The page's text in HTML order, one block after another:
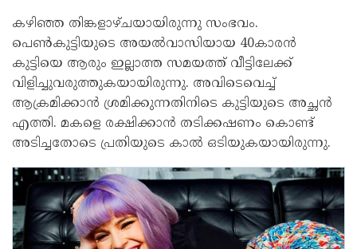
കഴിഞ്ഞ തിങ്കളാഴ്ചയായിരുന്നു സംഭവം.
പെണ്‍കുട്ടിയുടെ അയല്‍വാസിയായ 40കാരന്‍
കുട്ടിയെ ആരും ഇല്ലാത്ത സമയത്ത് വീട്ടിലേക്ക്
വിളിച്ചുവരുത്തുകയായിരുന്നു. അവിടെവെച്ച്
ആക്രമിക്കാന്‍ ശ്രമിക്കുന്നതിനിടെ കുട്ടിയുടെ അച്ഛന്‍
എത്തി. മകളെ രക്ഷിക്കാന്‍ തടിക്കഷണം കൊണ്ട്
അടിച്ചതോടെ പ്രതിയുടെ കാല്‍ ഒടിയുകയായിരുന്നു.